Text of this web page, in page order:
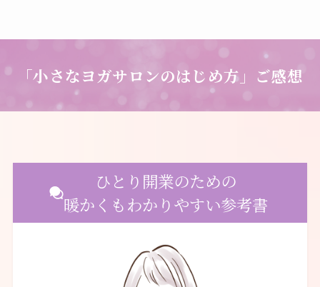
「小さなヨガサロンのはじめ方」ご感想
ひとり開業のための
暖かくもわかりやすい参考書